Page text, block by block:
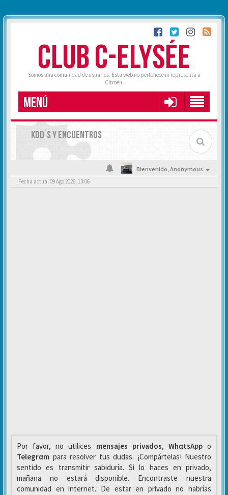
CLUB C-ELYSÉE
Somos una comunidad de usuarios. Esta web no pertenece ni representa a
Citroën.
MENÚ
KDD´S Y ENCUENTROS
Bienvenido,Anonymous
Fecha actual 09 Ago 2026, 13:06
Por favor, no utilices mensajes privados, WhαtsAppo
Telegrαm para resolver tus dudas. ¡Compártelas! Nuestro
sentido es transmitir sabiduría. Si lo haces en privado,
mañana no estará disponible. Encontraste nuestra
comunidad en internet. De estar en privado no habrías